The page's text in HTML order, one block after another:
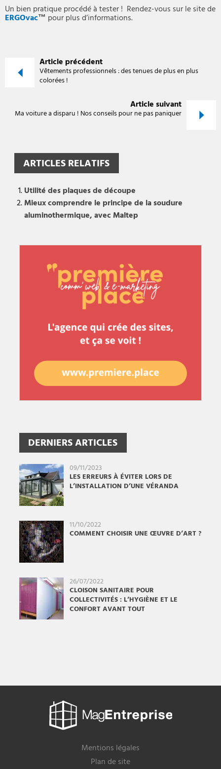
Un bien pratique procédé à tester ! Rendez-vous sur le site de
ERGOvac™ pour plus d’informations.
Article précédent
Vêtements professionnels : des tenues de plus en plus
colorées !
Article suivant
Ma voiture a disparu ! Nos conseils pour ne pas paniquer
ARTICLES RELATIFS
Utilité des plaques de découpe
Mieux comprendre le principe de la soudure
aluminothermique, avec Maltep
DERNIERS ARTICLES
09/11/2023
LES ERREURS À ÉVITER LORS DE
L’INSTALLATION D’UNE VÉRANDA
11/10/2022
COMMENT CHOISIR UNE ŒUVRE D’ART ?
26/07/2022
CLOISON SANITAIRE POUR
COLLECTIVITÉS : L’HYGIÈNE ET LE
CONFORT AVANT TOUT
Entreprise
Mentions légales
Plan de site